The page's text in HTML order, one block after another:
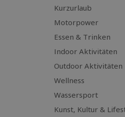
Kurzurlaub
Motorpower
Essen & Trinken
Indoor Aktivitäten
Outdoor Aktivitäten
Wellness
Wassersport
Kunst, Kultur &